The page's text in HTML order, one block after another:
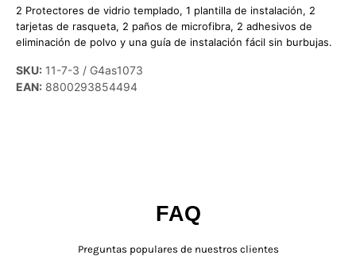
2 Protectores de vidrio templado, 1 plantilla de instalación, 2
tarjetas de rasqueta, 2 paños de microfibra, 2 adhesivos de
eliminación de polvo y una guía de instalación fácil sin burbujas.
SKU: 11-7-3 / G4as1073
EAN: 8800293854494
FAQ
Preguntas populares de nuestros clientes